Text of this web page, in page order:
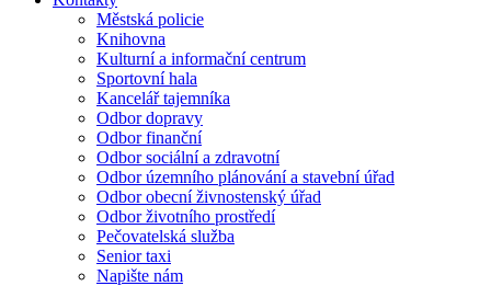
Městská policie
Knihovna
Kulturní a informační centrum
Sportovní hala
Kancelář tajemníka
Odbor dopravy
Odbor finanční
Odbor sociální a zdravotní
Odbor územního plánování a stavební úřad
Odbor obecní živnostenský úřad
Odbor životního prostředí
Pečovatelská služba
Senior taxi
Napište nám